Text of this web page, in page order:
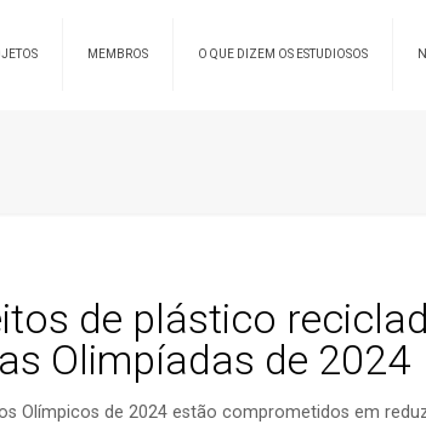
MEMBROS O QUE DIZEM OS ESTUDIOSOS
de plástico
Olimpíadas de 2024
Olímpicos de 2024 estão comprometidos em